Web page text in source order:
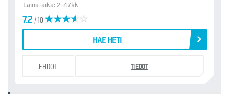
Laina-aika: 2-47kk
7.2/ 10
HAE HETI
EHDOT TIEDOT